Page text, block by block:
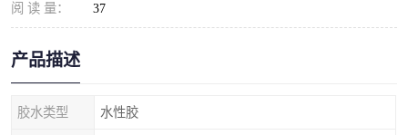
阅 读 量： 37
产品描述
胶水类型 水性胶